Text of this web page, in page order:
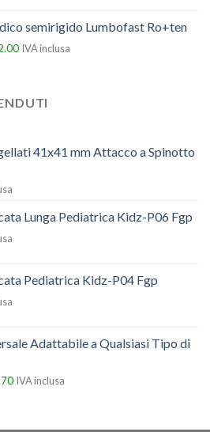
semirigido Lumbofast Ro+ten
IVA inclusa
41x41 mm Attacco a Spinotto
Lunga Pediatrica Kidz-P06 Fgp
Pediatrica Kidz-P04 Fgp
Adattabile a Qualsiasi Tipo di
IVA inclusa